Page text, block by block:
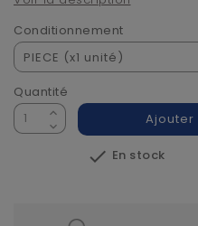
Conditionnement
Quantité
Ajouter
 En stock